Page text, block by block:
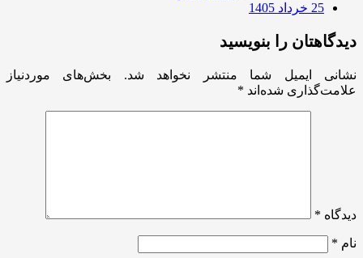
25 خرداد 1405
دیدگاهتان را بنویسید
نشانی ایمیل شما منتشر نخواهد شد.
بخش‌های موردنیاز
علامت‌گذاری شده‌اند *
دیدگاه *
نام *